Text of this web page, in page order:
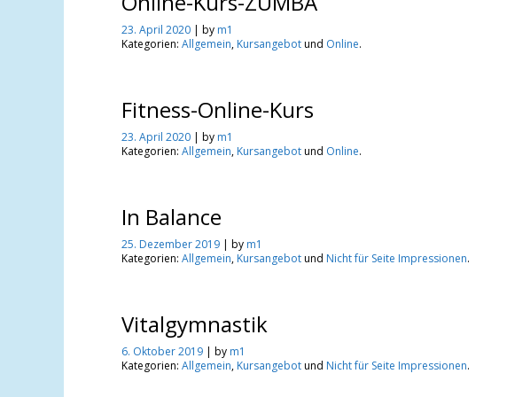
23. April 2020 | by m1
Kategorien: Allgemein, Kursangebotund Online.
Fitness-Online-Kurs
23. April 2020 | by m1
Kategorien: Allgemein, Kursangebotund Online.
In Balance
25. Dezember 2019 | by m1
Kategorien: Allgemein, Kursangebotund Nicht für Seite Impressionen.
Vitalgymnastik
6. Oktober 2019 | by m1
Kategorien: Allgemein, Kursangebotund Nicht für Seite Impressionen.